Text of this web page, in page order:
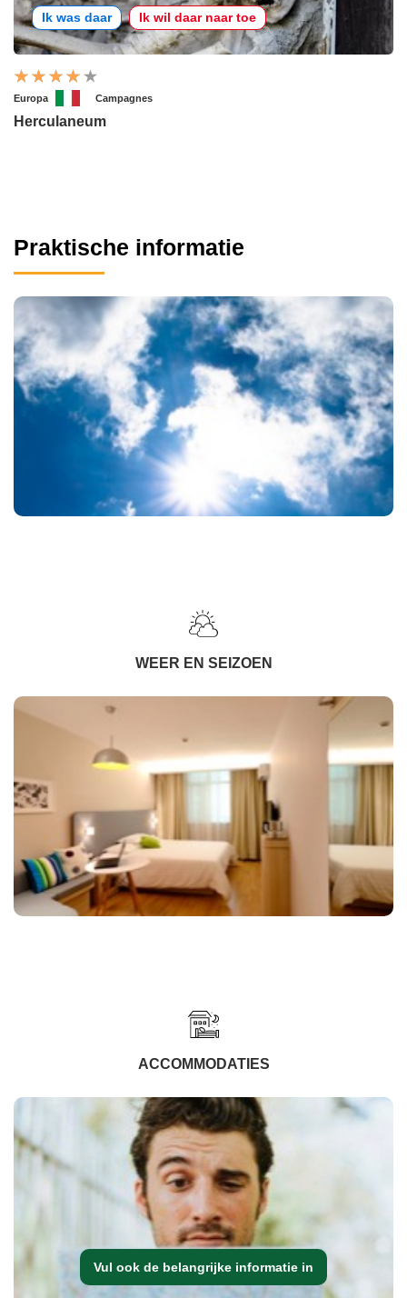
Ik was daar Ik wil daar naar toe
Europa Campagnes
Herculaneum
Praktische informatie
WEER EN SEIZOEN
ACCOMMODATIES
Vul ook de belangrijke informatie in